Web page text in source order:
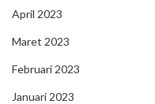
April 2023
Maret 2023
Februari 2023
Januari 2023